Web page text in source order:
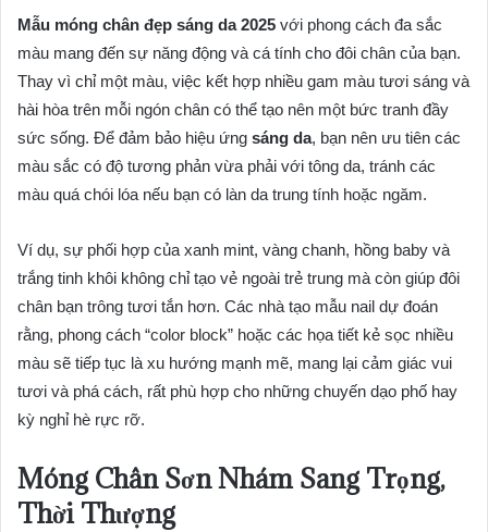
Mẫu móng chân đẹp sáng da 2025 với phong cách đa sắc
màu mang đến sự năng động và cá tính cho đôi chân của bạn.
Thay vì chỉ một màu, việc kết hợp nhiều gam màu tươi sáng và
hài hòa trên mỗi ngón chân có thể tạo nên một bức tranh đầy
sức sống. Để đảm bảo hiệu ứng sáng da, bạn nên ưu tiên các
màu sắc có độ tương phản vừa phải với tông da, tránh các
màu quá chói lóa nếu bạn có làn da trung tính hoặc ngăm.
Ví dụ, sự phối hợp của xanh mint, vàng chanh, hồng baby và
trắng tinh khôi không chỉ tạo vẻ ngoài trẻ trung mà còn giúp đôi
chân bạn trông tươi tắn hơn. Các nhà tạo mẫu nail dự đoán
rằng, phong cách “color block” hoặc các họa tiết kẻ sọc nhiều
màu sẽ tiếp tục là xu hướng mạnh mẽ, mang lại cảm giác vui
tươi và phá cách, rất phù hợp cho những chuyến dạo phố hay
kỳ nghỉ hè rực rỡ.
Móng Chân Sơn Nhám Sang Trọng,
Thời Thượng